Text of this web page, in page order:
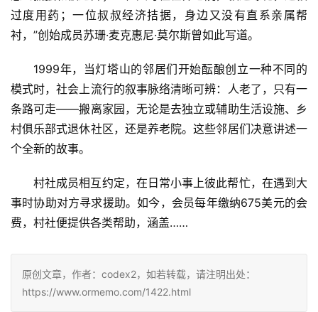
过度用药；一位叔叔经济拮据，身边又没有直系亲属帮
衬，”创始成员苏珊·麦克惠尼·莫尔斯曾如此写道。
1999年，当灯塔山的邻居们开始酝酿创立一种不同的
模式时，社会上流行的叙事脉络清晰可辨：人老了，只有一
条路可走——搬离家园，无论是去独立或辅助生活设施、乡
村俱乐部式退休社区，还是养老院。这些邻居们决意讲述一
个全新的故事。
村社成员相互约定，在日常小事上彼此帮忙，在遇到大
事时协助对方寻求援助。如今，会员每年缴纳675美元的会
费，村社便提供各类帮助，涵盖……
原创文章，作者：codex2，如若转载，请注明出处：
https://www.ormemo.com/1422.html